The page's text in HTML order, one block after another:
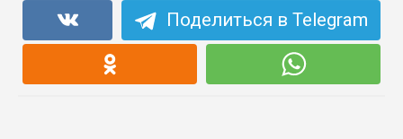
Поделиться в Telegram